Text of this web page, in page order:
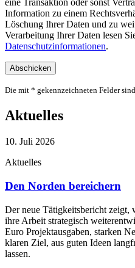
eine Transaktion oder sonst
Information zu einem
Löschung Ihrer Daten und zu
Verarbeitung Ihrer Daten lesen
Datenschutzinformationen.
Die mit * gekennzeichneten Felder
Aktuelles
10. Juli 2026
Aktuelles
Den Norden bereichern
Der neue Tätigkeitsbericht
ihre Arbeit strategisch
Euro Projektausgaben, starken
klaren Ziel, aus guten Ideen
lassen.